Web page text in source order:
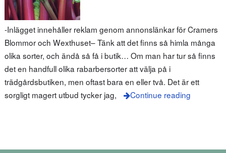
-Inlägget innehåller reklam genom annonslänkar för Cramers
Blommor och Wexthuset– Tänk att det finns så himla många
olika sorter, och ändå så få i butik… Om man har tur så finns
det en handfull olika rabarbersorter att välja på i
trädgårdsbutiken, men oftast bara en eller två. Det är ett
sorgligt magert utbud tycker jag,
Continue reading